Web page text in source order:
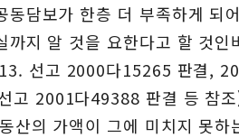
담보가 한층 더 부족하게 되
까지 알 것을 요한다고 할 것
선고 2000다15265 판결,
2001다49388 판결 등 참조
의 가액이 그에 미치지 못